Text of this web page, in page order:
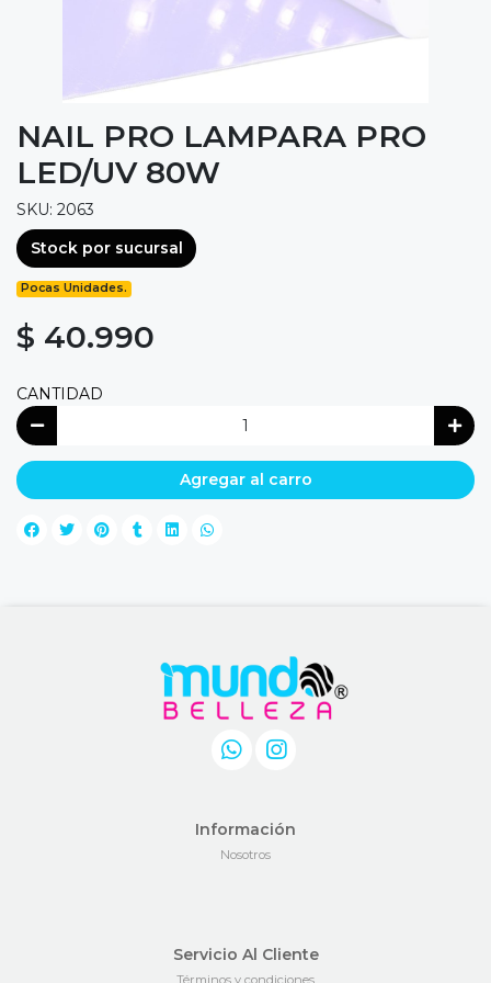
NAIL PRO LAMPARA PRO
LED/UV 80W
SKU: 2063
Stock por sucursal
Pocas Unidades.
$ 40.990
CANTIDAD
Agregar al carro
Información
Nosotros
Servicio Al Cliente
Términos y condiciones